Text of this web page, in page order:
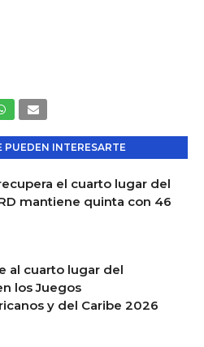
PUEDEN INTERESARTE
el cuarto lugar del
mantiene quinta con 46
al cuarto lugar del
los Juegos
y del Caribe 2026